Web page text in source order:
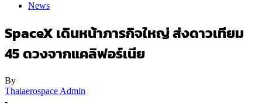
News
SpaceX เดินหน้าภารกิจใหญ่ ส่งดาวเทียม
45 ดวงจากแคลิฟอร์เนีย
By
Thaiaerospace Admin
-